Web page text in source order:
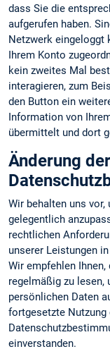
dass Sie die
aufgerufen haben.
Netzwerk eingeloggt
Ihrem Konto
kein zweites Mal
interagieren, zum
den Button ein
Information von
übermittelt und dort
Änderung der
Wir behalten uns
gelegentlich
rechtlichen
unserer Leistungen
Wir empfehlen
regelmäßig zu lesen,
persönlichen Daten
fortgesetzte
einverstanden.